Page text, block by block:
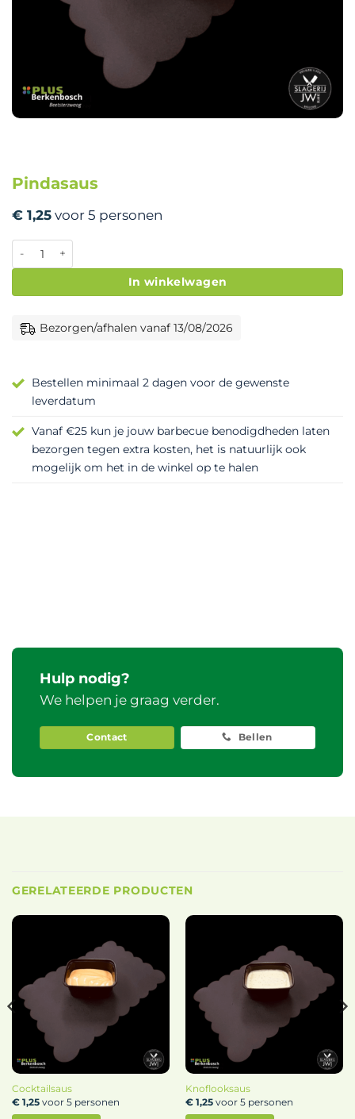
Pindasaus
€ 1,25voor 5 personen
In winkelwagen
Bezorgen/afhalen vanaf 13/08/2026
Bestellen minimaal 2 dagen voor de gewenste
leverdatum
Vanaf €25 kun je jouw barbecue benodigdheden laten
bezorgen tegen extra kosten, het is natuurlijk ook
mogelijk om het in de winkel op te halen
Hulp nodig?
We helpen je graag verder.
Contact Bellen
GERELATEERDE PRODUCTEN
Cocktailsaus
€1,25 voor 5 personen
Knoflooksaus
€1,25 voor 5 personen